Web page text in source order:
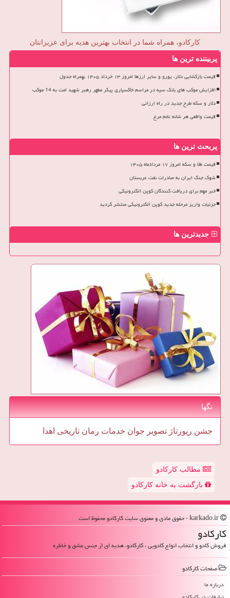
کارکادو، همراه شما در انتخاب بهترین هدیه برای عزیزانتان
پربیننده ترین ها
قیمت بازگشایی دلار، یورو و سایر ارزها امروز ۱۳ خرداد ۱۴۰۵ بهمراه جدول
افزایش موکب های بانک سپه در مراسم خاکسپاری پیکر مطهر رهبر شهید امت به 14 موکب
دلار و سکه طرح جدید در راه ارزانی
قیمت واقعی هر شانه تخم مرغ
پربحث ترین ها
قیمت طلا و سکه امروز ۱۷ مردادماه ۱۴۰۵
شوک جنگ ایران به صادرات نفت عربستان
خبر مهم برای دریافت کنندگان کوپن الکترونیکی
جزئیات واریز مرحله جدید کوپن الکترونیکی منتشر گردید
جدیدترین ها
تگها
جشن رپورتاژ تصویر جوان خدمات رمان تاریخی اهدا
مطالب کارکادو
بازگشت به خانه کارکادو
كاركادو
فروش کادو و انتخاب انواع کادویی ، کارکادو، هدیه ای از جنس عشق و خاطره
صفحات كاركادو
درباره ما